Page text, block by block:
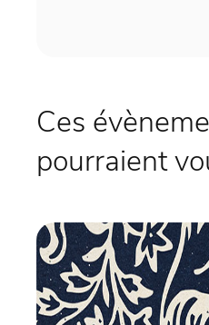
Ces
pourraient